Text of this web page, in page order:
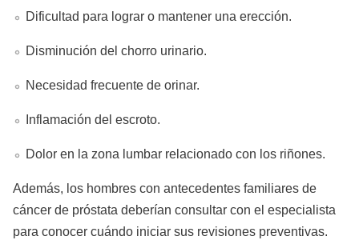
Dificultad para lograr o mantener una erección.
Disminución del chorro urinario.
Necesidad frecuente de orinar.
Inflamación del escroto.
Dolor en la zona lumbar relacionado con los riñones.
Además, los hombres con antecedentes familiares de
cáncer de próstata deberían consultar con el especialista
para conocer cuándo iniciar sus revisiones preventivas.